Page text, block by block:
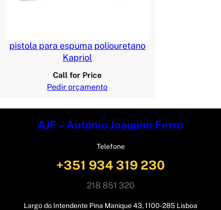
pistola para espuma poliouretano
Kapriol
Call for Price
Pedir orçamento
AJF – António Joaquim Ferro
Telefone
+351 934 319 230
218 851 320
Largo do Intendente Pina Manique 43, 1100-285 Lisboa